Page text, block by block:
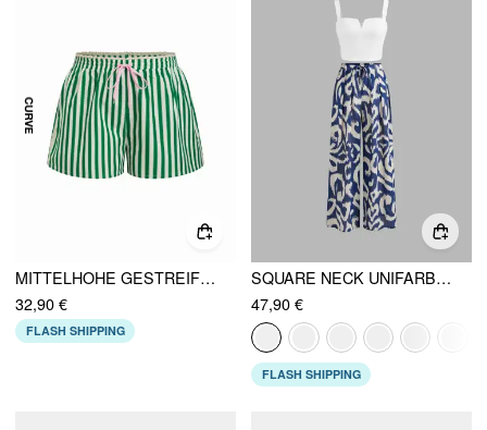
MITTELHOHE GESTREIFTE SHORTS MIT KNOTEN KURVE & PLUS
32,90 €
FLASH SHIPPING
SQUARE NECK UNIFARBEN CROP TANK TOP MIT HIGH RISE ABSTRAKT GEKNOTETEN WEITEN HOSEN
47,90 €
FLASH SHIPPING